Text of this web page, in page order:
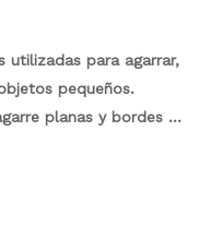
utilizadas para agarrar,
pequeños.
planas y bordes de
Los alicates